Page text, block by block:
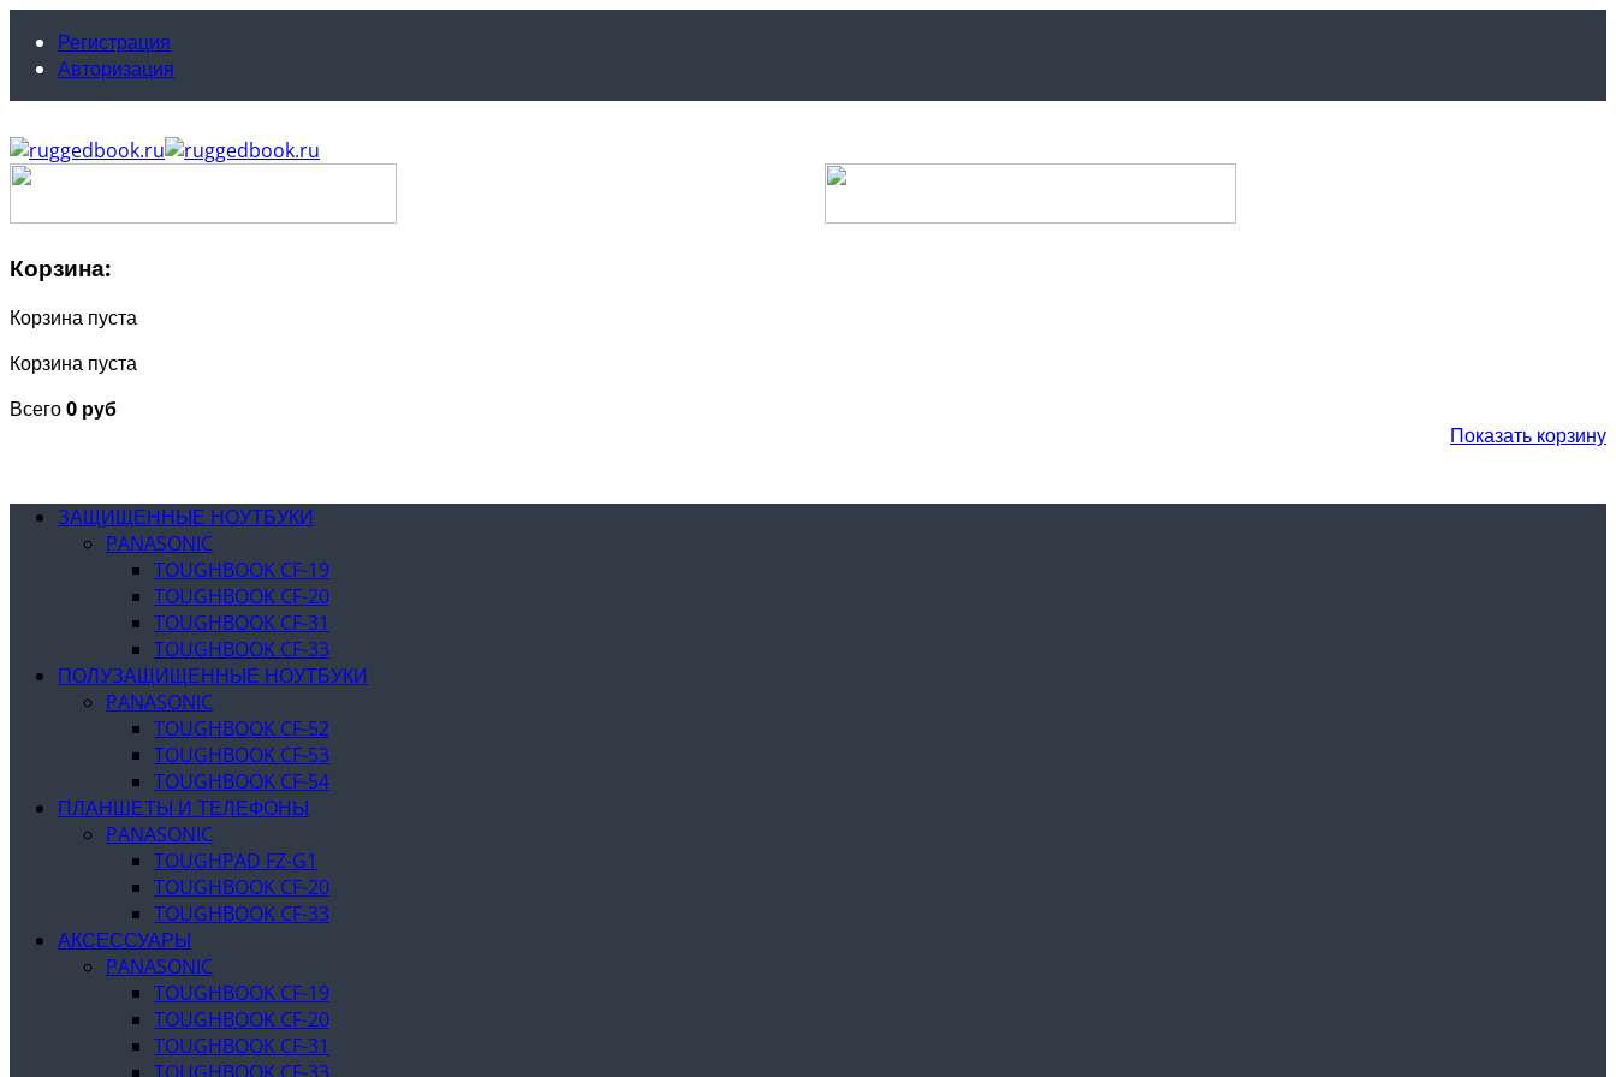
Регистрация
Авторизация
Корзина:
Корзина пуста
Корзина пуста
Всего0 руб
Показать корзину
ЗАЩИЩЕННЫЕ НОУТБУКИ
PANASONIC
TOUGHBOOK CF-19
TOUGHBOOK CF-20
TOUGHBOOK CF-31
TOUGHBOOK CF-33
ПОЛУЗАЩИЩЕННЫЕ НОУТБУКИ
PANASONIC
TOUGHBOOK CF-52
TOUGHBOOK CF-53
TOUGHBOOK CF-54
ПЛАНШЕТЫ И ТЕЛЕФОНЫ
PANASONIC
TOUGHPAD FZ-G1
TOUGHBOOK CF-20
TOUGHBOOK CF-33
АКСЕССУАРЫ
PANASONIC
TOUGHBOOK CF-19
TOUGHBOOK CF-20
TOUGHBOOK CF-31